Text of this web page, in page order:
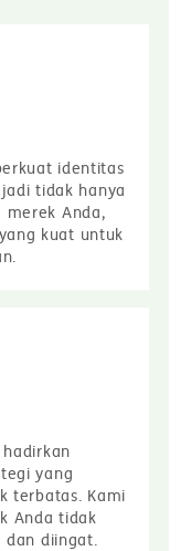
identitas
tidak hanya
merek Anda,
kuat untuk
yang
terbatas. Kami
Anda tidak
diingat.